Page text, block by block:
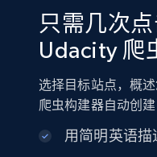
只需几次
Udacity 爬
选择目标站点，概
爬虫构建器自动创建
用简明英语描